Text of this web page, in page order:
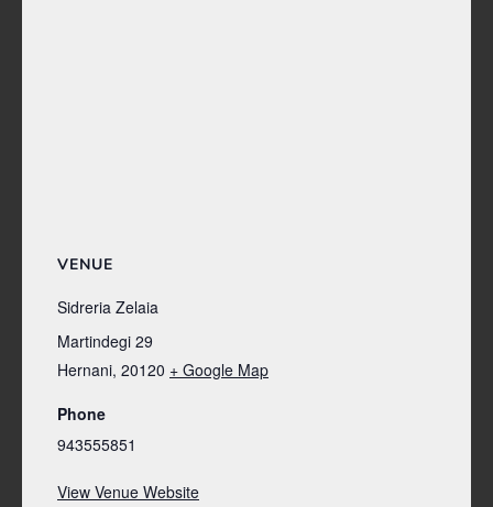
VENUE
Sidreria Zelaia
Martindegi 29
Hernani, 20120 + Google Map
Phone
943555851
View Venue Website